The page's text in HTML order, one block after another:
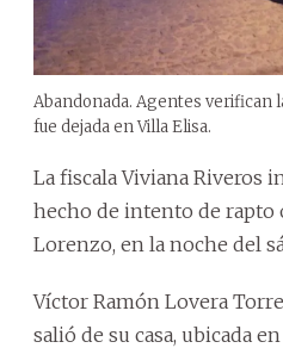
Abandonada. Agentes verifican
fue dejada en Villa Elisa.
La fiscala Viviana Riveros
hecho de intento de rapto
Lorenzo, en la noche del
Víctor Ramón Lovera
salió de su casa, ubicada